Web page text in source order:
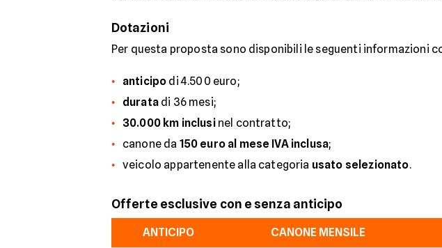
Dotazioni
Per questa proposta sono disponibili le seguenti informazioni
anticipo di 4.500 euro;
duratadi 36 mesi;
30.000 km inclusinel contratto;
canone da 150 euro al mese IVA inclusa;
veicolo appartenente alla categoria usato selezionato.
Offerte esclusive con e senza anticipo
ANTICIPO CANONE MENSILE